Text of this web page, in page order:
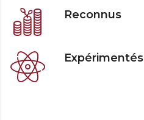
Reconnus
Expérimentés